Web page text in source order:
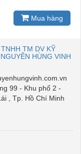
Mua hàng
TM DV KỸ
HÙNG VINH
99 - Khu phố 2 -
, Tp. Hồ Chí Minh